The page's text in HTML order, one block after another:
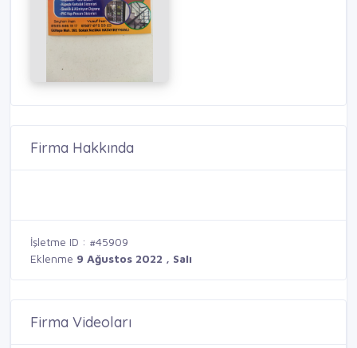
Firma Hakkında
İşletme ID : #45909
Eklenme 9 Ağustos 2022 , Salı
Firma Videoları